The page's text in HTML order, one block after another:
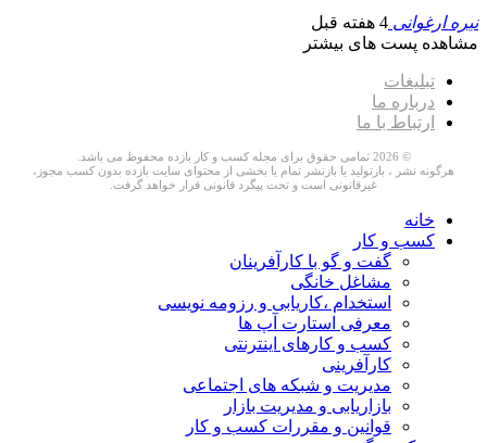
نیره ارغوانی 4 هفته قبل
مشاهده پست های بیشتر
تبلیغات
درباره ما
ارتباط با ما
© 2026 تمامی حقوق برای مجله کسب و کار بازده محفوظ می باشد.
هرگونه نشر ، بازتولید یا بازنشر تمام یا بخشی از محتوای سایت بازده بدون کسب مجوز،
غیرقانونی است و تحت پیگرد قانونی قرار خواهد گرفت.
خانه
کسب و کار
گفت و گو با کارآفرینان
مشاغل خانگی
استخدام ،کاریابی و رزومه نویسی
معرفی استارت آپ ها
کسب و کارهای اینترنتی
کارآفرینی
مدیریت و شبکه های اجتماعی
بازاریابی و مدیریت بازار
قوانین و مقررات کسب و کار